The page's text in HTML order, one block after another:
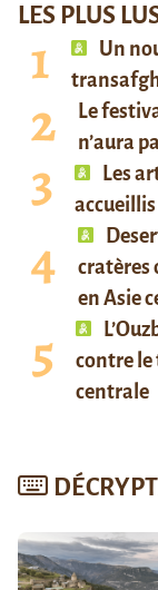
LES PLUS
Un
Le
n’aura
Les
cratères
en Asie
contre le
centrale